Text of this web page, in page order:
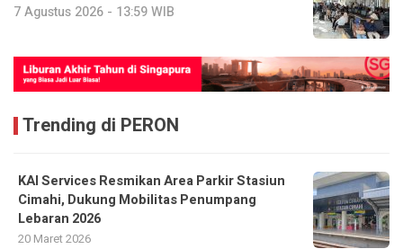
7 Agustus 2026 - 13:59 WIB
Trending di PERON
KAI Services Resmikan Area Parkir Stasiun
Cimahi, Dukung Mobilitas Penumpang
Lebaran 2026
20 Maret 2026